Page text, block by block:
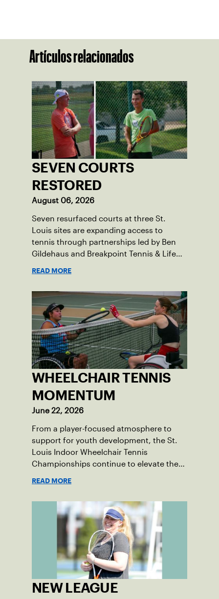
Artículos relacionados
SEVEN COURTS
RESTORED
August 06, 2026
Seven resurfaced courts at three St.
Louis sites are expanding access to
tennis through partnerships led by Ben
Gildehaus and Breakpoint Tennis & Life
READ MORE
WHEELCHAIR TENNIS
MOMENTUM
June 22, 2026
From a player-focused atmosphere to
support for youth development, the St.
Louis Indoor Wheelchair Tennis
Championships continue to elevate the
READ MORE
NEW LEAGUE